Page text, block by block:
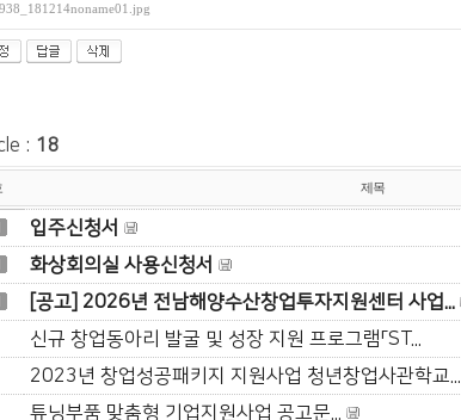
: 18
제목
입주신청서
화상회의실 사용신청서
[공고] 2026년 전남해양수산창업투자지원센터 사업...
신규 창업동아리 발굴 및 성장 지원 프로그램「ST...
2023년 창업성공패키지 지원사업 청년창업사관학교...
튜닝부품 맞춤형 기업지원사업 공고문...